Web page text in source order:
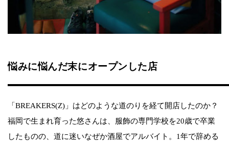
悩みに悩んだ末にオープンした店
「BREAKERS(Z)」はどのような道のりを経て開店したのか？
福岡で生まれ育った悠さんは、服飾の専門学校を20歳で卒業
したものの、道に迷いなぜか酒屋でアルバイト。1年で辞める